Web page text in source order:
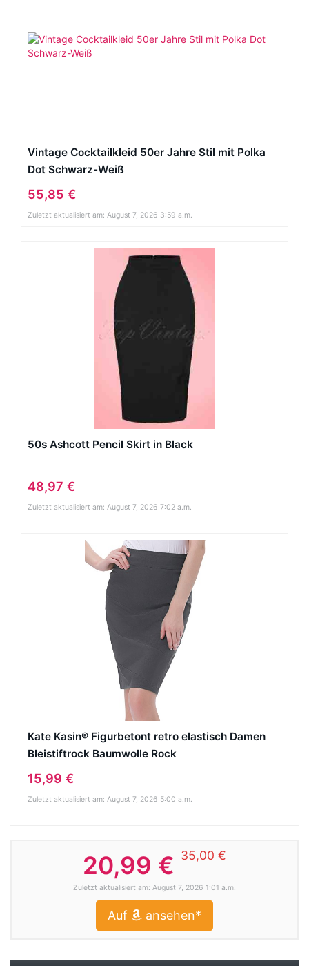
Vintage Cocktailkleid 50er Jahre Stil mit Polka
Dot Schwarz-Weiß
55,85 €
Zuletzt aktualisiert am: August 7, 2026 3:59 a.m.
50s Ashcott Pencil Skirt in Black
48,97 €
Zuletzt aktualisiert am: August 7, 2026 7:02 a.m.
Kate Kasin® Figurbetont retro elastisch Damen
Bleistiftrock Baumwolle Rock
15,99 €
Zuletzt aktualisiert am: August 7, 2026 5:00 a.m.
20,99 € 35,00 €
Zuletzt aktualisiert am: August 7, 2026 1:01 a.m.
Auf ansehen*